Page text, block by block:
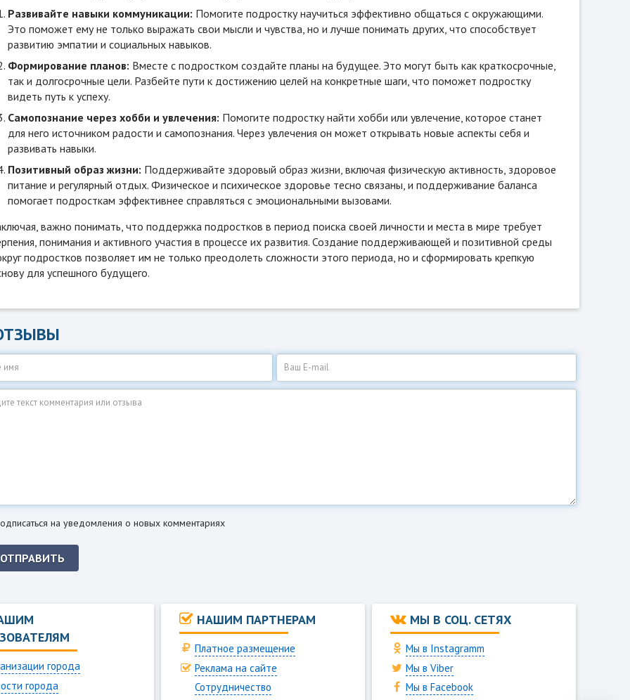
Развивайте навыки коммуникации: Помогите подростку научиться эффективно общаться с окружающими.
Это поможет ему не только выражать свои мысли и чувства, но и лучше понимать других, что способствует
развитию эмпатии и социальных навыков.
Формирование планов: Вместе с подростком создайте планы на будущее. Это могут быть как краткосрочные,
так и долгосрочные цели. Разбейте пути к достижению целей на конкретные шаги, что поможет подростку
видеть путь к успеху.
Самопознание через хобби и увлечения: Помогите подростку найти хобби или увлечение, которое станет
для него источником радости и самопознания. Через увлечения он может открывать новые аспекты себя и
развивать навыки.
Позитивный образ жизни: Поддерживайте здоровый образ жизни, включая физическую активность, здоровое
питание и регулярный отдых. Физическое и психическое здоровье тесно связаны, и поддерживание баланса
помогает подросткам эффективнее справляться с эмоциональными вызовами.
важно понимать, что поддержка подростков в период поиска своей личности и места в мире требует
понимания и активного участия в процессе их развития. Создание поддерживающей и позитивной среды
подростков позволяет им не только преодолеть сложности этого периода, но и сформировать крепкую
для успешного будущего.
на уведомления о новых комментариях
ОТПРАВИТЬ
города
города
НАШИМ ПАРТНЕРАМ
Платное размещение
Реклама на сайте
Сотрудничество
МЫ В СОЦ. СЕТЯХ
Мы в Instagramm
Мы в Viber
Мы в Facebook